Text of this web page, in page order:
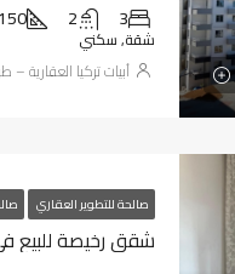
3
2 150 م2
شقة, سكني
أبيات تركيا العقارية –
صالحة للتطوير العقاري
شقق رخيصة للبيع في